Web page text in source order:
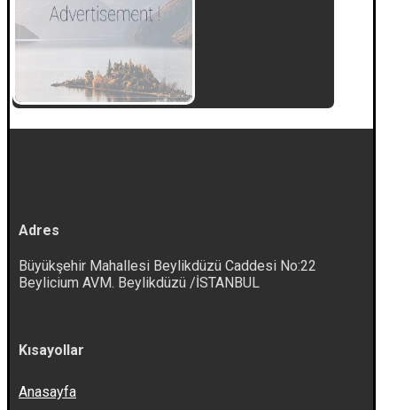
Adres
Büyükşehir Mahallesi Beylikdüzü Caddesi No:22
Beylicium AVM. Beylikdüzü /İSTANBUL
Kısayollar
Anasayfa